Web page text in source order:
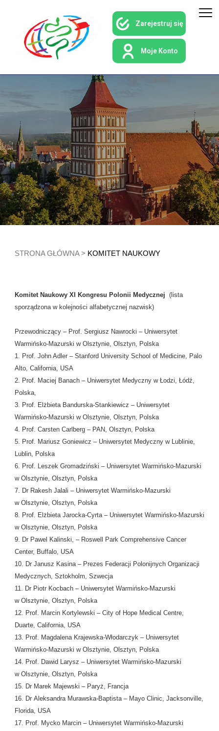
Zarejestruj się
Moje Konto
STRONA GŁÓWNA> KOMITET NAUKOWY
Komitet Naukowy XI Kongresu Polonii Medycznej (lista
sporządzona w kolejności alfabetycznej nazwisk)
Przewodniczący – Prof. Sergiusz Nawrocki – Uniwersytet
Warmińsko-Mazurski w Olsztynie, Olsztyn, Polska
1. Prof. John Adler – Stanford University School of Medicine, Palo
Alto, California, USA
2. Prof. Maciej Banach – Uniwersytet Medyczny w Łodzi, Łódź,
Polska,
3. Prof. Elżbieta Bandurska-Stankiewicz – Uniwersytet
Warmińsko-Mazurski w Olsztynie, Olsztyn, Polska
4. Prof. Carsten Carlberg – PAN, Olsztyn, Polska
5. Prof. Mariusz Goniewicz – Uniwersytet Medyczny w Lublinie,
Lublin, Polska
6. Prof. Leszek Gromadziński – Uniwersytet Warmińsko-Mazurski
w Olsztynie, Olsztyn, Polska
7. Dr Rakesh Jalali – Uniwersytet Warmińsko-Mazurski
w Olsztynie, Olsztyn, Polska
8. Prof. Elżbieta Jarocka-Cyrta – Uniwersytet Warmińsko-Mazurski
w Olsztynie, Olsztyn, Polska
9. Dr Pawel Kalinski, – Roswell Park Comprehensive Cancer
Center, Buffalo, USA
10. Dr Janusz Kasina – Prezes Federacji Polonijnych Organizacji
Medycznych, Sztokholm, Szwecja
11. Dr Piotr Kocbach – Uniwersytet Warmińsko-Mazurski
w Olsztynie, Olsztyn, Polska
12. Prof. Marcin Kortylewski – City of Hope Medical Centre,
Duarte, California, USA
13. Prof. Magdalena Krajewska-Włodarczyk – Uniwersytet
Warmińsko-Mazurski w Olsztynie, Olsztyn, Polska
14. Prof. Dawid Larysz – Uniwersytet Warmińsko-Mazurski
w Olsztynie, Olsztyn, Polska
15. Dr Marek Majewski – Paryż, Francja
16. Dr Aleksandra Murawska-Baptista – Mayo Clinic, Jacksonville,
Florida, USA
17. Prof. Mycko Marcin – Uniwersytet Warmińsko-Mazurski